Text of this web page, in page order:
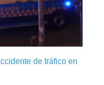
de tráfico en